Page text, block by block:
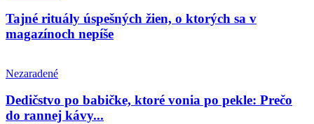
Tajné rituály úspešných žien, o ktorých sa v
magazínoch nepíše
Nezaradené
Dedičstvo po babičke, ktoré vonia po pekle: Prečo
do rannej kávy...